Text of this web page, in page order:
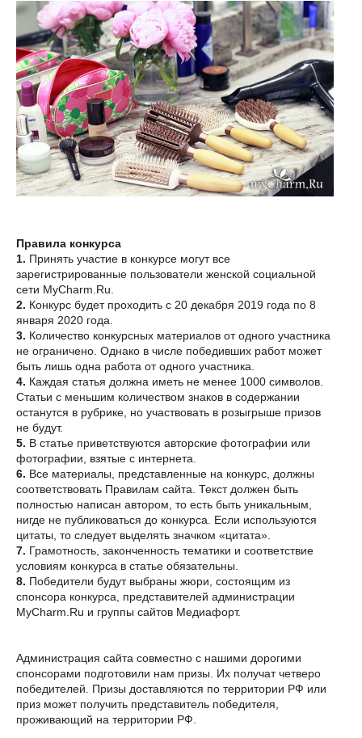
Правила конкурса
1. Принять участие в конкурсе могут все
зарегистрированные пользователи женской социальной
сети MyCharm.Ru.
2. Конкурс будет проходить с 20 декабря 2019 года по 8
января 2020 года.
3. Количество конкурсных материалов от одного участника
не ограничено. Однако в числе победивших работ может
быть лишь одна работа от одного участника.
4. Каждая статья должна иметь не менее 1000 символов.
Статьи с меньшим количеством знаков в содержании
останутся в рубрике, но участвовать в розыгрыше призов
не будут.
5. В статье приветствуются авторские фотографии или
фотографии, взятые с интернета.
6. Все материалы, представленные на конкурс, должны
соответствовать Правилам сайта. Текст должен быть
полностью написан автором, то есть быть уникальным,
нигде не публиковаться до конкурса. Если используются
цитаты, то следует выделять значком «цитата».
7. Грамотность, законченность тематики и соответствие
условиям конкурса в статье обязательны.
8. Победители будут выбраны жюри, состоящим из
спонсора конкурса, представителей администрации
MyCharm.Ru и группы сайтов Медиафорт.
Администрация сайта совместно с нашими дорогими
спонсорами подготовили нам призы. Их получат четверо
победителей. Призы доставляются по территории РФ или
приз может получить представитель победителя,
проживающий на территории РФ.